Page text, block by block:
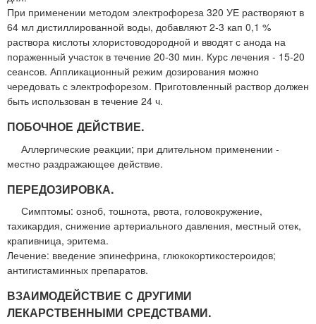
При применении методом электрофореза 320 УЕ растворяют в
64 мл дистиллированной воды, добавляют 2-3 кап 0,1 %
раствора кислоты хлористоводородной и вводят с анода на
пораженный участок в течение 20-30 мин. Курс лечения - 15-20
сеансов. Аппликационный режим дозирования можно
чередовать с электрофорезом. Приготовленный раствор должен
быть использован в течение 24 ч.
ПОБОЧНОЕ ДЕЙСТВИЕ.
Аллергические реакции; при длительном применении -
местно раздражающее действие.
ПЕРЕДОЗИРОВКА.
Симптомы: озноб, тошнота, рвота, головокружение,
тахикардия, снижение артериального давления, местный отек,
крапивница, эритема.
Лечение: введение эпинефрина, глюкокортикостероидов;
антигистаминных препаратов.
ВЗАИМОДЕЙСТВИЕ С ДРУГИМИ
ЛЕКАРСТВЕННЫМИ СРЕДСТВАМИ.